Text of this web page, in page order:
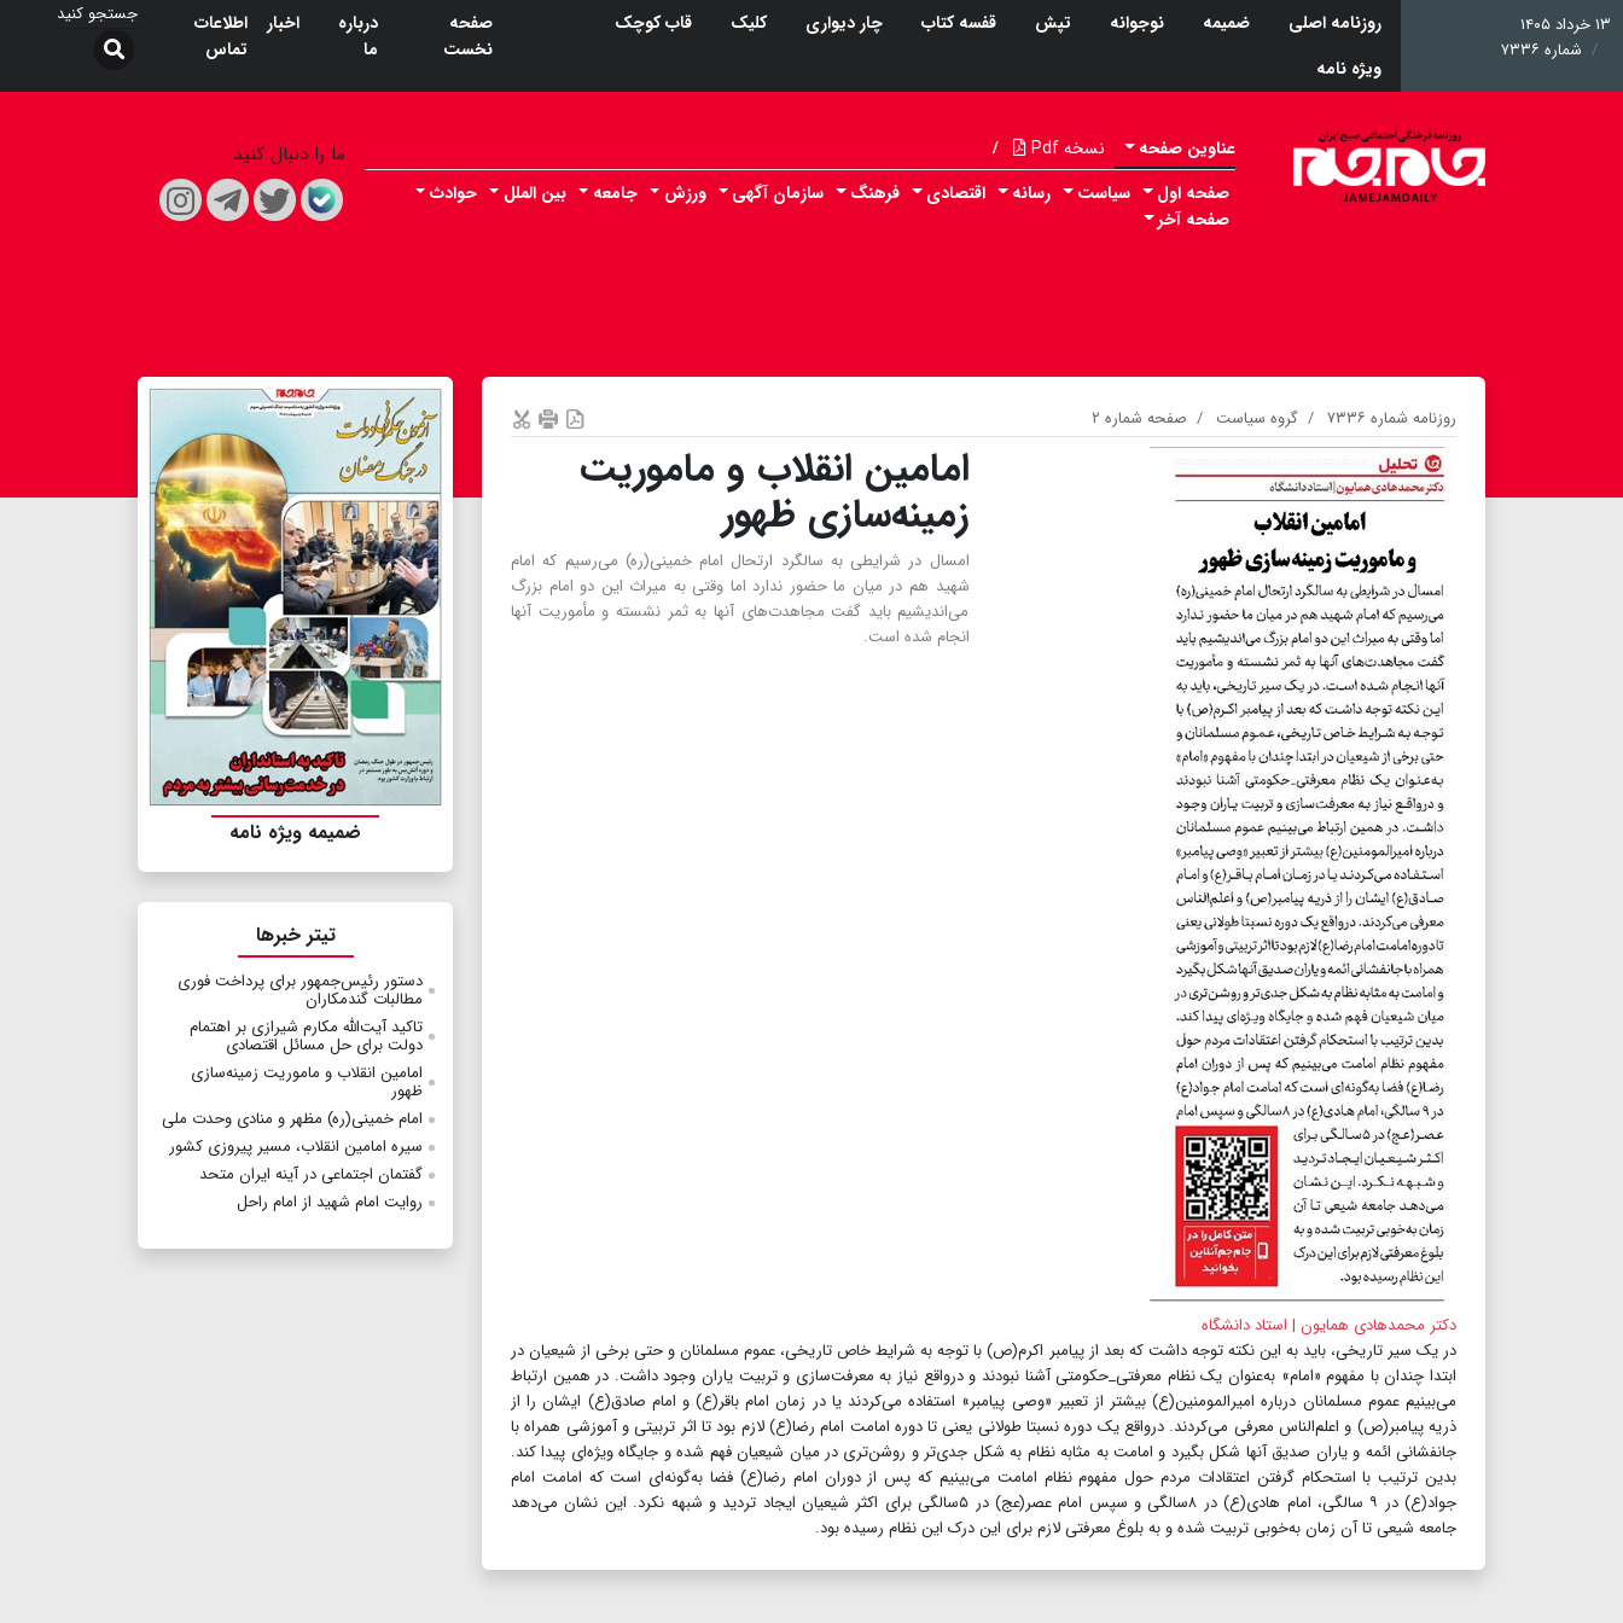
۱۳ خرداد ۱۴۰۵
شماره ۷۳۳۶
روزنامه اصلی ضمیمه نوجوانه تپش قفسه کتاب چار دیواری کلیک
قاب کوچک
ویژه نامه
صفحه
نخست
درباره
ما
اخبار
اطلاعات
تماس
عناوین صفحه نسخه Pdf /
صفحه اول سیاست رسانه اقتصادی فرهنگ سازمان آگهی ورزش جامعه بین الملل
حوادث
صفحه آخر
ما را دنبال کنید
روزنامه شماره ۷۳۳۶ گروه سیاست صفحه شماره ۲
امامین انقلاب و ماموریت
زمینه‌سازی ظهور
امسال در شرایطی به سالگرد ارتحال امام خمینی(ره) می‌رسیم که امام
شهید هم در میان ما حضور ندارد اما وقتی به میراث این دو امام بزرگ
می‌اندیشیم باید گفت مجاهدت‌های آنها به ثمر نشسته و مأموریت آنها
انجام شده است.
دکتر محمد‌هادی همایون | استاد دانشگاه
در یک سیر تاریخی، باید به این نکته توجه داشت که بعد از پیامبر اکرم(ص) با توجه به شرایط خاص تاریخی، عموم مسلمانان و حتی برخی از شیعیان در
ابتدا چندان با مفهوم «امام» به‌عنوان یک نظام معرفتی_حکومتی آشنا نبودند و در‌واقع نیاز به معرفت‌سازی و تربیت یاران وجود داشت. در همین ارتباط
می‌بینیم عموم مسلمانان درباره امیرالمومنین(ع) بیشتر از تعبیر «وصی پیامبر» استفاده می‌کردند یا در زمان امام باقر(ع) و امام صادق(ع) ایشان را از
ذریه پیامبر(ص) و اعلم‌الناس معرفی می‌کردند. در‌واقع یک دوره نسبتا طولانی یعنی تا دوره امامت امام رضا(ع) لازم بود تا اثر تربیتی و آموزشی همراه با
جانفشانی ائمه و یاران صدیق آنها شکل بگیرد و امامت به مثابه نظام به شکل جدی‌تر و روشن‌تری در میان شیعیان فهم شده و جایگاه ویژه‌ای پیدا کند.
بدین ترتیب با استحکام گرفتن اعتقادات مردم حول مفهوم نظام امامت می‌بینیم که پس از دوران امام رضا(ع) فضا به‌گونه‌ای است که امامت امام
جواد(ع) در ۹ سالگی، امام هادی(ع) در ۸سالگی و سپس امام عصر(عج) در ۵سالگی برای اکثر شیعیان ایجاد تردید و شبهه نکرد. این نشان می‌دهد
جامعه شیعی تا آن زمان به‌خوبی تربیت شده و به بلوغ معرفتی لازم برای این درک این نظام رسیده بود.
ضمیمه ویژه نامه
تیتر خبرها
دستور رئیس‌جمهور برای پرداخت فوری
مطالبات گندمکاران
تاکید آیت‌الله مکارم شیرازی بر اهتمام
دولت برای حل مسائل اقتصادی
امامین انقلاب و ماموریت زمینه‌سازی
ظهور
امام خمینی(ره) مظهر و منادی وحدت ملی
سیره امامین انقلاب، مسیر پیروزی کشور
گفتمان اجتماعی در آینه ایران متحد
روایت امام شهید از امام راحل